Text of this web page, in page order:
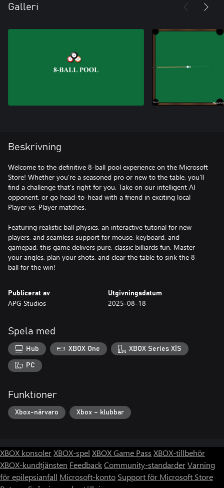
Galleri
Beskrivning
Welcome to the definitive 8-ball pool experience on the Microsoft
Store! Whether you're a seasoned pro or new to the table, you'll
find a challenge that's right for you. Take on our intelligent AI
opponent, or go head-to-head with a friend in exciting local
Player vs. Player matches.
Featuring realistic ball physics, an interactive tutorial for new
players, and seamless support for mouse, keyboard, and
gamepad, this game delivers pure, classic billiards fun. Master
your angles, plan your shots, and clear the table to sink the 8-
ball for the win!
Publicerat av
APG Studios
Utgivningsdatum
2025-08-18
Spela med
Hub XBOX One XBOX Series X|S
PC
Funktioner
Xbox-närvaro Xbox – klubbar
XBOX konsolerXBOX-spel XBOX Game Pass XBOX-tillbehör
XBOX-kundtjänsten FeedbackCommunity-standarderVarning
för epilepsianfall Microsoft-konto Support för Microsoft Store